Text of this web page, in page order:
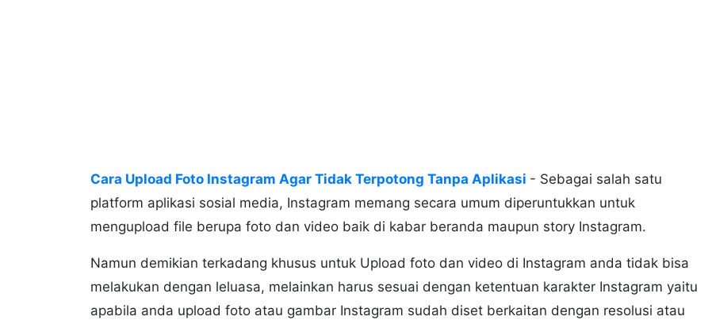
Cara Upload Foto Instagram Agar Tidak Terpotong Tanpa Aplikasi - Sebagai salah satu
platform aplikasi sosial media, Instagram memang secara umum diperuntukkan untuk
mengupload file berupa foto dan video baik di kabar beranda maupun story Instagram.
Namun demikian terkadang khusus untuk Upload foto dan video di Instagram anda tidak bisa
melakukan dengan leluasa, melainkan harus sesuai dengan ketentuan karakter Instagram yaitu
apabila anda upload foto atau gambar Instagram sudah diset berkaitan dengan resolusi atau